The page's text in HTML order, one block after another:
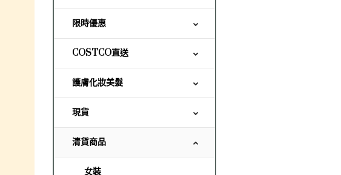
限時優惠
COSTCO直送
護膚化妝美髮
現貨
清貨商品
女裝